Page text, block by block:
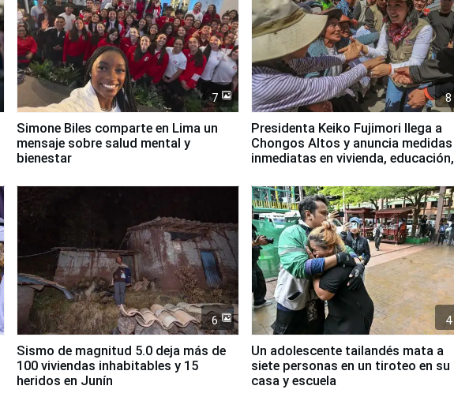
7
Simone Biles comparte en Lima un
mensaje sobre salud mental y
bienestar
8
Presidenta Keiko Fujimori llega a
Chongos Altos y anuncia medidas
inmediatas en vivienda, educación,
6
Sismo de magnitud 5.0 deja más de
100 viviendas inhabitables y 15
heridos en Junín
4
Un adolescente tailandés mata a
siete personas en un tiroteo en su
casa y escuela